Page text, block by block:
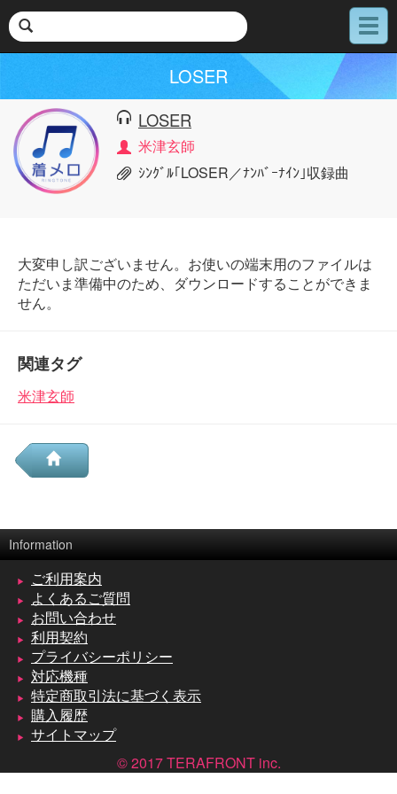
メ
ニ
LOSER
LOSER
米津玄師
ｼﾝｸﾞﾙ｢LOSER／ﾅﾝﾊﾞｰﾅｲﾝ｣収録曲
大変申し訳ございません。お使いの端末用のファイルは
ただいま準備中のため、ダウンロードすることができま
せん。
関連タグ
米津玄師
Information
ご利用案内
よくあるご質問
お問い合わせ
利用契約
プライバシーポリシー
対応機種
特定商取引法に基づく表示
購入履歴
サイトマップ
© 2017 TERAFRONT inc.